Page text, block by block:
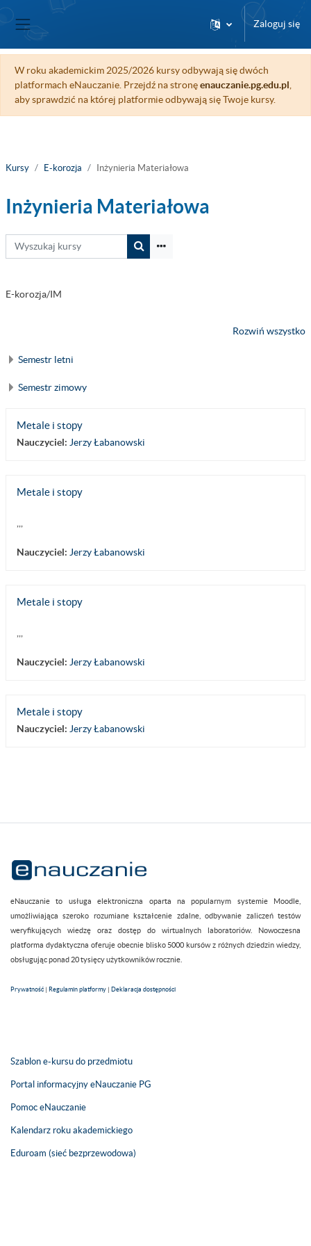
Przejdź do głównej zawartości
Panel boczny
Zaloguj się
W roku akademickim 2025/2026 kursy odbywają się dwóch
platformach eNauczanie. Przejdź na stronęenauczanie.pg.edu.pl
aby sprawdzić na której platformie odbywają się Twoje kursy.
Kursy E-korozja Inżynieria Materiałowa
Inżynieria Materiałowa
Wyszukaj kursy
Wyszukaj kursy
E-korozja/IM
Rozwiń wszystko
Semestr letni
Semestr zimowy
Metale i stopy
Nauczyciel: Jerzy Łabanowski
Metale i stopy
Nauczyciel: Jerzy Łabanowski
Metale i stopy
Nauczyciel: Jerzy Łabanowski
Metale i stopy
Nauczyciel: Jerzy Łabanowski
eNauczanie to usługa elektroniczna oparta na popularnym systemie Moodle,
umożliwiająca szeroko rozumiane kształcenie zdalne, odbywanie zaliczeń testów
weryfikujących wiedzę oraz dostęp do wirtualnych laboratoriów. Nowoczesna
platforma dydaktyczna oferuje obecnie blisko 5000 kursów z różnych dziedzin wiedzy,
obsługując ponad 20 tysięcy użytkowników rocznie.
Prywatność | Regulamin platformy | Deklaracja dostępności
Szablon e-kursu do przedmiotu
Portal informacyjny eNauczanie PG
Pomoc eNauczanie
Kalendarz roku akademickiego
Eduroam (sieć bezprzewodowa)